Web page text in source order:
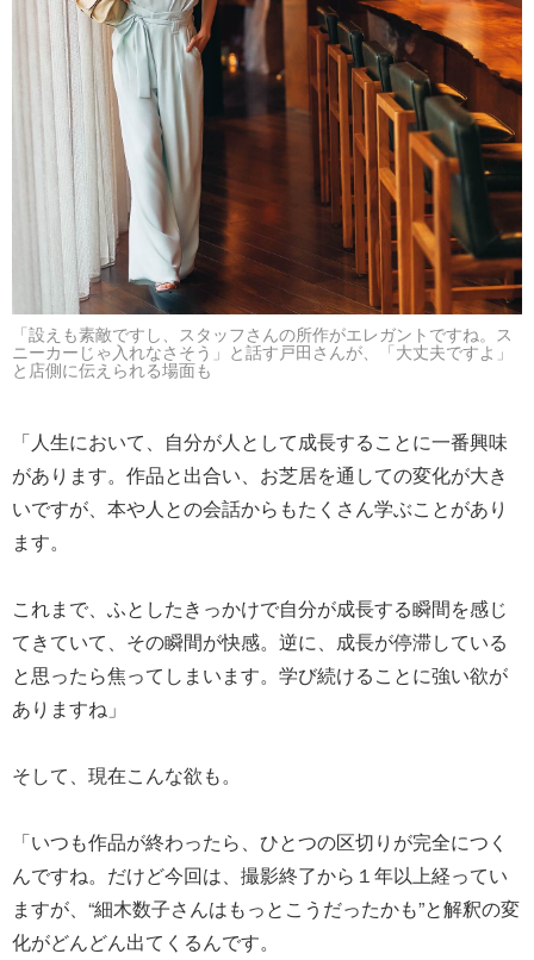
「設えも素敵ですし、スタッフさんの所作がエレガントですね。ス
ニーカーじゃ入れなさそう」と話す戸田さんが、「大丈夫ですよ」
と店側に伝えられる場面も
「人生において、自分が人として成長することに一番興味
があります。作品と出合い、お芝居を通しての変化が大き
いですが、本や人との会話からもたくさん学ぶことがあり
ます。
これまで、ふとしたきっかけで自分が成長する瞬間を感じ
てきていて、その瞬間が快感。逆に、成長が停滞している
と思ったら焦ってしまいます。学び続けることに強い欲が
ありますね」
そして、現在こんな欲も。
「いつも作品が終わったら、ひとつの区切りが完全につく
んですね。だけど今回は、撮影終了から１年以上経ってい
ますが、“細木数子さんはもっとこうだったかも”と解釈の変
化がどんどん出てくるんです。